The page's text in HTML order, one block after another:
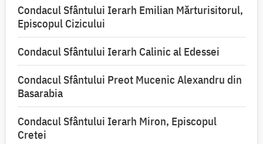
Condacul Sfântului Ierarh Emilian Mărturisitorul,
Episcopul Cizicului
Condacul Sfântului Ierarh Calinic al Edessei
Condacul Sfântului Preot Mucenic Alexandru din
Basarabia
Condacul Sfântului Ierarh Miron, Episcopul
Cretei